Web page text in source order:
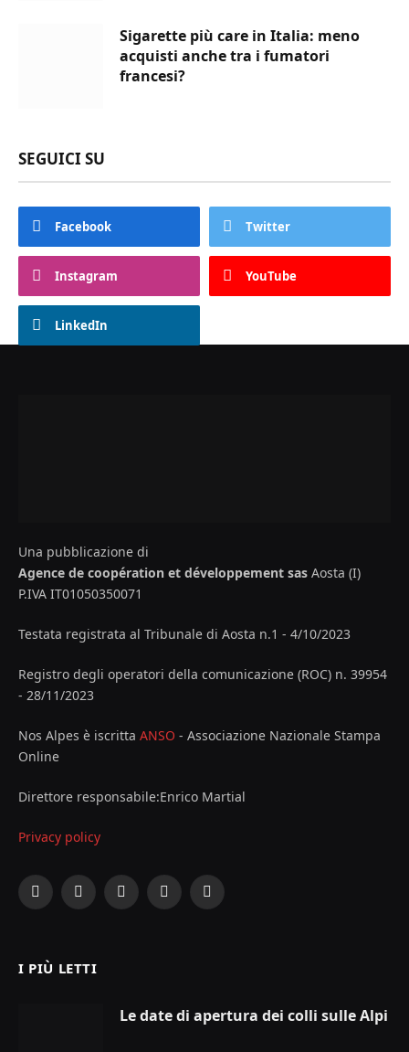
Sigarette più care in Italia: meno
acquisti anche tra i fumatori
francesi?
SEGUICI SU
Facebook Twitter
Instagram YouTube
LinkedIn
Una pubblicazione di
Agence de coopération et développement sas Aosta (I)
P.IVA IT01050350071
Testata registrata al Tribunale di Aosta n.1 - 4/10/2023
Registro degli operatori della comunicazione (ROC) n. 39954
- 28/11/2023
Nos Alpes è iscritta ANSO - Associazione Nazionale Stampa
Online
Direttore responsabile:Enrico Martial
Privacy policy
Facebook
X
InstagramYouTubeLinkedIn
I PIÙ LETTI
Le date di apertura dei colli sulle Alpi